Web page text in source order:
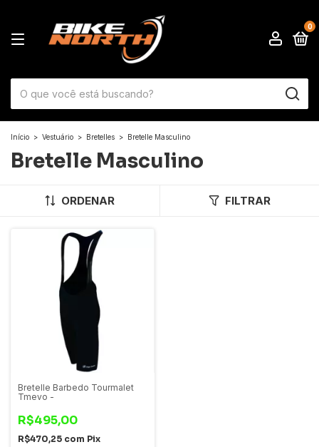
0
Início > Vestuário > Bretelles > Bretelle Masculino
Bretelle Masculino
ORDENAR FILTRAR
Bretelle Barbedo Tourmalet
Tmevo -
R$495,00
R$470,25 com Pix